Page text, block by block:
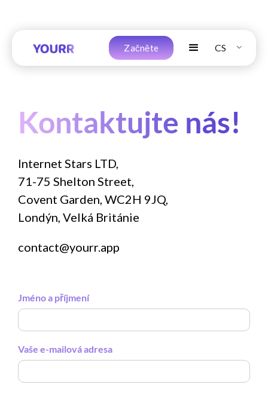
Začněte CS
Kontaktujte nás!
Internet Stars LTD,
71-75 Shelton Street,
Covent Garden, WC2H 9JQ,
Londýn, Velká Británie
contact@yourr.app
Jméno a příjmení
Vaše e-mailová adresa